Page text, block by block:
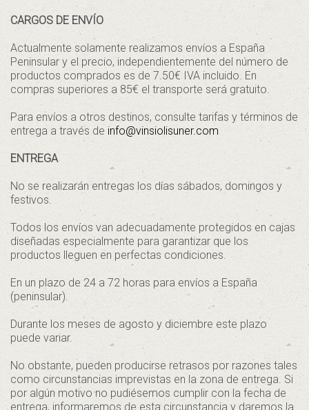
CARGOS DE ENVÍO
Actualmente solamente realizamos envíos a España
Peninsular y el precio, independientemente del número de
productos comprados es de 7.50€ IVA incluido. En
compras superiores a 85€ el transporte será gratuito.
Para envíos a otros destinos, consulte tarifas y términos de
entrega a través de info@vinsiolisuner.com
ENTREGA
No se realizarán entregas los días sábados, domingos y
festivos.
Todos los envíos van adecuadamente protegidos en cajas
diseñadas especialmente para garantizar que los
productos lleguen en perfectas condiciones.
En un plazo de 24 a 72 horas para envíos a España
(peninsular).
Durante los meses de agosto y diciembre este plazo
puede variar.
No obstante, pueden producirse retrasos por razones tales
como circunstancias imprevistas en la zona de entrega. Si
por algún motivo no pudiésemos cumplir con la fecha de
entrega, informaremos de esta circunstancia y daremos la